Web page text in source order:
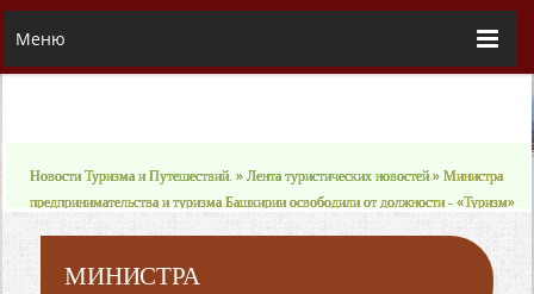
Меню
Новости Туризма и Путешествий. »Лента туристических новостей » Министра
предпринимательства и туризма Башкирии освободили от должности - «Туризм»
МИНИСТРА